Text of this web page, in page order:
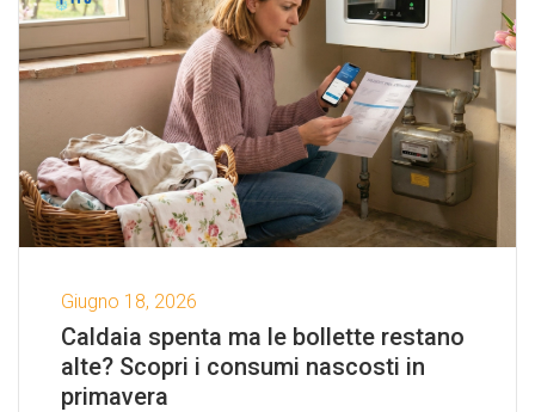
Giugno 18, 2026
Caldaia spenta ma le bollette restano
alte? Scopri i consumi nascosti in
primavera